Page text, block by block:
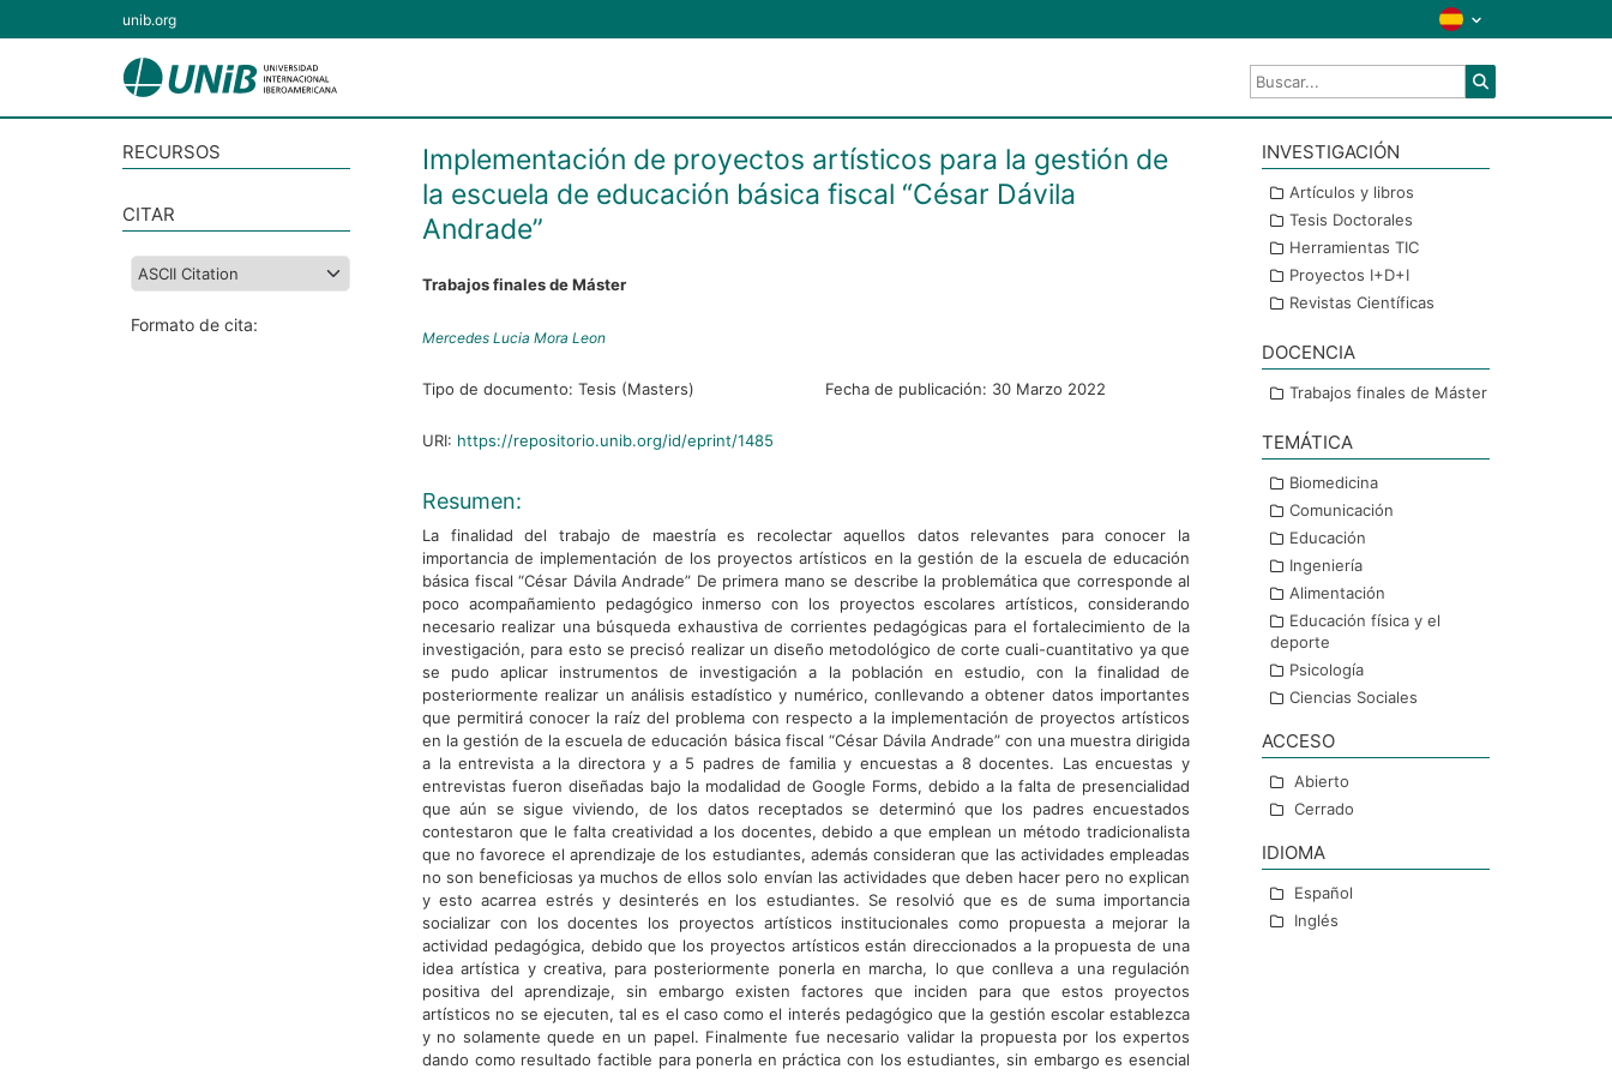
unib.org
RECURSOS
CITAR
Formato de cita:
Implementación de proyectos artísticos para la gestión de
la escuela de educación básica fiscal “César Dávila
Andrade”
Trabajos finales de Máster
Mercedes Lucia Mora Leon
Tipo de documento: Tesis (Masters) Fecha de publicación: 30 Marzo 2022
URI: https://repositorio.unib.org/id/eprint/1485
Resumen:
La finalidad del trabajo de maestría es recolectar aquellos datos relevantes para conocer la
importancia de implementación de los proyectos artísticos en la gestión de la escuela de educación
básica fiscal “César Dávila Andrade” De primera mano se describe la problemática que corresponde al
poco acompañamiento pedagógico inmerso con los proyectos escolares artísticos, considerando
necesario realizar una búsqueda exhaustiva de corrientes pedagógicas para el fortalecimiento de la
investigación, para esto se precisó realizar un diseño metodológico de corte cuali-cuantitativo ya que
se pudo aplicar instrumentos de investigación a la población en estudio, con la finalidad de
posteriormente realizar un análisis estadístico y numérico, conllevando a obtener datos importantes
que permitirá conocer la raíz del problema con respecto a la implementación de proyectos artísticos
en la gestión de la escuela de educación básica fiscal “César Dávila Andrade” con una muestra dirigida
a la entrevista a la directora y a 5 padres de familia y encuestas a 8 docentes. Las encuestas y
entrevistas fueron diseñadas bajo la modalidad de Google Forms, debido a la falta de presencialidad
que aún se sigue viviendo, de los datos receptados se determinó que los padres encuestados
contestaron que le falta creatividad a los docentes, debido a que emplean un método tradicionalista
que no favorece el aprendizaje de los estudiantes, además consideran que las actividades empleadas
no son beneficiosas ya muchos de ellos solo envían las actividades que deben hacer pero no explican
y esto acarrea estrés y desinterés en los estudiantes. Se resolvió que es de suma importancia
socializar con los docentes los proyectos artísticos institucionales como propuesta a mejorar la
actividad pedagógica, debido que los proyectos artísticos están direccionados a la propuesta de una
idea artística y creativa, para posteriormente ponerla en marcha, lo que conlleva a una regulación
positiva del aprendizaje, sin embargo existen factores que inciden para que estos proyectos
artísticos no se ejecuten, tal es el caso como el interés pedagógico que la gestión escolar establezca
y no solamente quede en un papel. Finalmente fue necesario validar la propuesta por los expertos
dando como resultado factible para ponerla en práctica con los estudiantes, sin embargo es esencial
INVESTIGACIÓN
Artículos y libros
Tesis Doctorales
Herramientas TIC
Proyectos I+D+I
Revistas Científicas
DOCENCIA
Trabajos finales de Máster
TEMÁTICA
Biomedicina
Comunicación
Educación
Ingeniería
Alimentación
Educación física y el
deporte
Psicología
Ciencias Sociales
ACCESO
Abierto
Cerrado
IDIOMA
Español
Inglés